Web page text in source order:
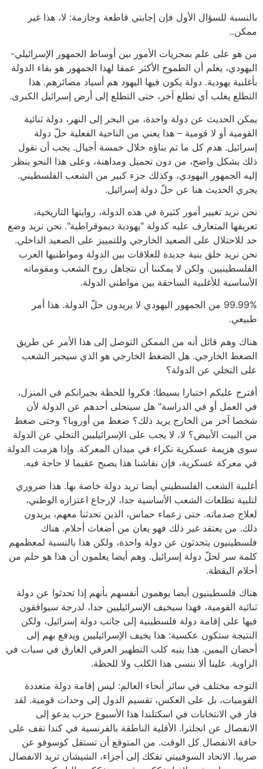
بالنسبة للسؤال الأول فإن إجابتي قاطعة وجازمة: لا، هذا غير
ممكن..
من هو على علم بمجريات الأمور بين أوساط الجمهور الإسرائيلي-
اليهودي، يعلم أن الطموح الأكثر عمقا لهذا الجمهور هو بقاء الدولة
بأغلبية يهودية. دولة يكون فيها اليهود هم أسياد مصائرهم. هذا
التطلع يغلب أي تطلع آخر، حتى التطلع إلى أرض إسرائيل الكبرى.
يمكن الحديث عن دولة واحدة، من البحر إلى النهر، دولة ثنائية
القومية أو لا قومية – هذا يعني من الناحية الفعلية حلّ دولة
إسرائيل. هدم كل ما تم بناؤه خلال خمسة أجيال. يجب أن نقول
ذلك بشكل واضح، من دون تجميل ومداهنة، وعلى هذا النحو ينظر
إليه الجمهور اليهودي، وكذلك جزء كبير من الشعب الفلسطيني.
يجري الحديث هنا عن حلّ دولة إسرائيل.
نحن نريد تغيير أمور كثيرة في هذه الدولة، روايتها التاريخية،
تعريفها المتعارف عليه كدولة "يهودية ديموقراطية". نحن نريد وضع
حد للاحتلال على الصعيد الخارجي وللتمييز على الصعيد الداخلي.
نحن نريد خلق بنية جديدة للعلاقات بين الدولة ومواطنيها العرب
الفلسطينيين. ولكن لا يمكننا أن نتجاهل روح الشعب ومقوماته
الأساسية للأغلبية الساحقة بين مواطني الدولة.
99.99% من الجمهور اليهودي لا يريدون حلّ الدولة. هذا أمر
طبيعي.
هناك وهم قائل أنه من الممكن التوصل إلى هذا الأمر عن طريق
الضغط الخارجي. هل الضغط الخارجي هو الذي سيجبر الشعب
على التخلي عن الدولة؟
أقترح عليكم اختبارا بسيطا: فكروا للحظة بجيرانكم في المنزل،
في العمل أو في الدراسة" هل سيتخلى أحدهم عن الدولة لأن
شخصا آخر من الخارج يريد ذلك؟ ضغط من أوروبا؟ وحتى ضغط
من البيت الأبيض؟ لا، لا يجب على الإسرائيليين التخلي عن الدولة
سوى هزيمة عسكرية نكراء في ميدان المعركة. وإذا هزمت الدولة
في معركة عسكرية، فإن نقاشنا هذا يصبح عقيما لا حاجة فيه.
أغلبية الشعب الفلسطيني أيضا تريد دولة خاصة بها. هذا ضروري
لتلبية تطلعات الشعب الأساسية جدا، لإرجاع اعتزازه الوطني،
لعلاج صدماته. حتى زعماء حماس، الذين تحدثنا معهم، يريدون
ذلك. من يعتقد غير ذلك فهو يعان من أضغاث أحلام. هناك
فلسطينيون يتحدثون عن دولة واحدة، ولكن هذا بالنسبة لمعظمهم
كلمة سر لحلّ دولة إسرائيل. وهم أيضا يعلمون أن هذا هو حلم من
أحلام اليقظة.
هناك فلسطينيون أيضا يوهمون أنفسهم بأنهم إذا تحدثوا عن دولة
ثنائية القومية، فهذا سيخيف الإسرائيليين جدا، لدرجة سيوافقون
فيها على إقامة دولة فلسطينية إلى جانب دولة إسرائيل، ولكن
النتيجة ستكون عكسية: هذا يخيف الإسرائيليين ويدفع بهم إلى
أحضان اليمين. هذا ينبه كلب التطهير العرقي الغارق في سبات في
الزاوية. علينا ألا ننسى هذا الكلب ولا للحظة.
التوجه مختلف في سائر أنحاء العالم: ليس إقامة دولة متعددة
القوميات، بل على العكس، تقسيم الدول إلى وحدات قومية. لقد
فاز في الانتخابات في اسكتلندا هذا الأسبوع حزب يدعو إلى
الانفصال عن انجلترا. الأقلية الناطقة بالفرنسية في كندا تقف على
حافة الانفصال كل الوقت. من المتوقع أن تستقل كوسوفو عن
صربيا. الاتحاد السوفييتي تفكك إلى أجزاء، الشيشان تريد الانفصال